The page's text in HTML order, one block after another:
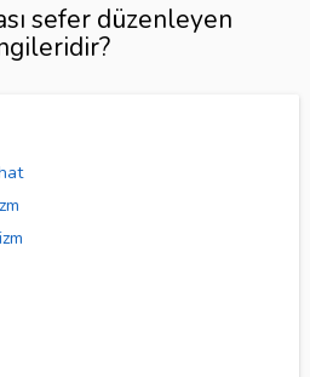
sefer düzenleyen